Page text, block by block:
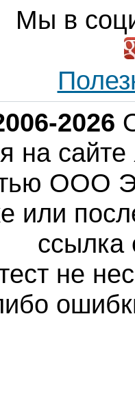
Мы в
2026
сайте
ООО
или
ссылка
не